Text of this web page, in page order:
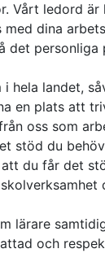
Vårt ledord
dina
det personliga
hela landet,
en plats att
oss som
stöd du
du får det
lärare
och